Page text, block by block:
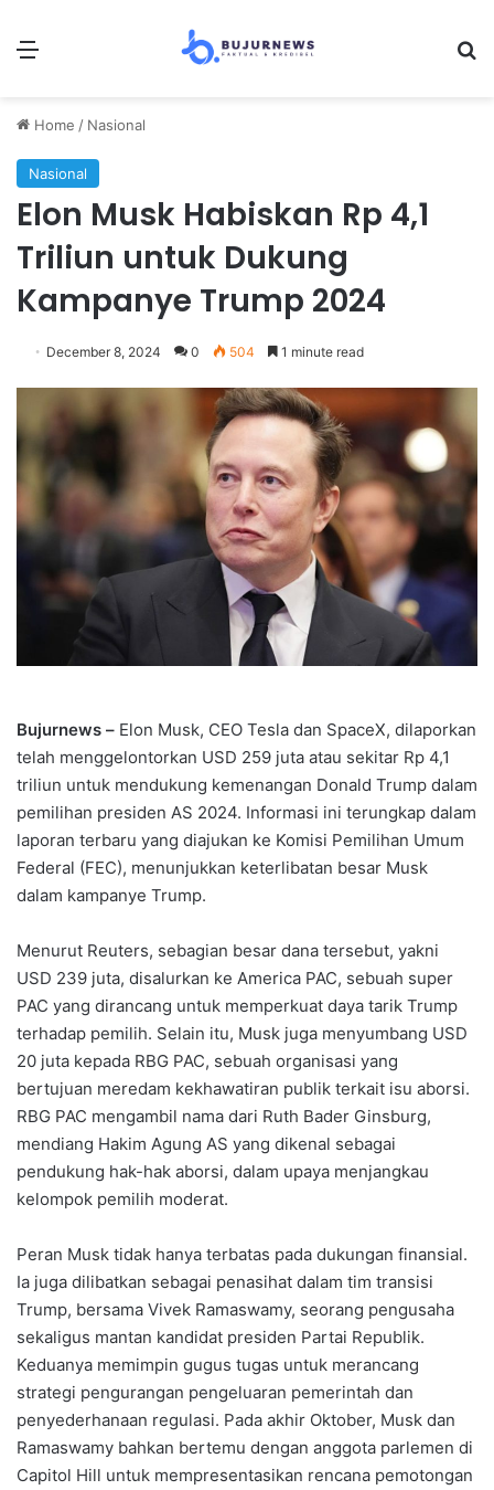
Menu
Home / Nasional
Nasional
Elon Musk Habiskan Rp 4,1
Triliun untuk Dukung
Kampanye Trump 2024
December 8, 2024 0 504 1 minute read
Bujurnews – Elon Musk, CEO Tesla dan SpaceX, dilaporkan
telah menggelontorkan USD 259 juta atau sekitar Rp 4,1
triliun untuk mendukung kemenangan Donald Trump dalam
pemilihan presiden AS 2024. Informasi ini terungkap dalam
laporan terbaru yang diajukan ke Komisi Pemilihan Umum
Federal (FEC), menunjukkan keterlibatan besar Musk
dalam kampanye Trump.
Menurut Reuters, sebagian besar dana tersebut, yakni
USD 239 juta, disalurkan ke America PAC, sebuah super
PAC yang dirancang untuk memperkuat daya tarik Trump
terhadap pemilih. Selain itu, Musk juga menyumbang USD
20 juta kepada RBG PAC, sebuah organisasi yang
bertujuan meredam kekhawatiran publik terkait isu aborsi.
RBG PAC mengambil nama dari Ruth Bader Ginsburg,
mendiang Hakim Agung AS yang dikenal sebagai
pendukung hak-hak aborsi, dalam upaya menjangkau
kelompok pemilih moderat.
Peran Musk tidak hanya terbatas pada dukungan finansial.
Ia juga dilibatkan sebagai penasihat dalam tim transisi
Trump, bersama Vivek Ramaswamy, seorang pengusaha
sekaligus mantan kandidat presiden Partai Republik.
Keduanya memimpin gugus tugas untuk merancang
strategi pengurangan pengeluaran pemerintah dan
penyederhanaan regulasi. Pada akhir Oktober, Musk dan
Ramaswamy bahkan bertemu dengan anggota parlemen di
Capitol Hill untuk mempresentasikan rencana pemotongan